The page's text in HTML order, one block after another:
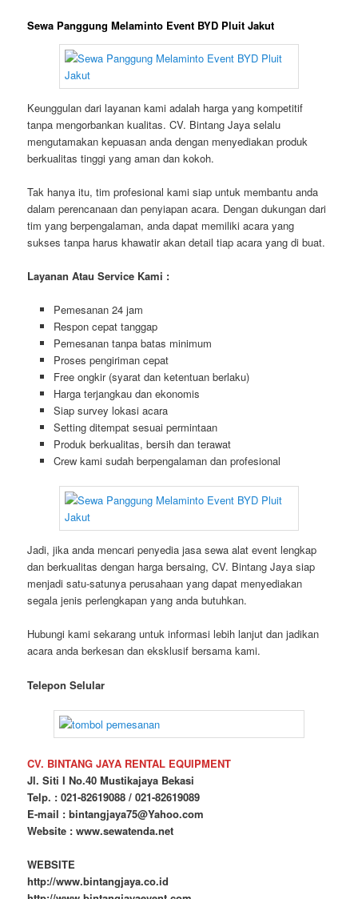
Sewa Panggung Melaminto Event BYD Pluit Jakut
Keunggulan dari layanan kami adalah harga yang kompetitif
tanpa mengorbankan kualitas. CV. Bintang Jaya selalu
mengutamakan kepuasan anda dengan menyediakan produk
berkualitas tinggi yang aman dan kokoh.
Tak hanya itu, tim profesional kami siap untuk membantu anda
dalam perencanaan dan penyiapan acara. Dengan dukungan dari
tim yang berpengalaman, anda dapat memiliki acara yang
sukses tanpa harus khawatir akan detail tiap acara yang di buat.
Layanan Atau Service Kami :
Pemesanan 24 jam
Respon cepat tanggap
Pemesanan tanpa batas minimum
Proses pengiriman cepat
Free ongkir (syarat dan ketentuan berlaku)
Harga terjangkau dan ekonomis
Siap survey lokasi acara
Setting ditempat sesuai permintaan
Produk berkualitas, bersih dan terawat
Crew kami sudah berpengalaman dan profesional
Jadi, jika anda mencari penyedia jasa sewa alat event lengkap
dan berkualitas dengan harga bersaing, CV. Bintang Jaya siap
menjadi satu-satunya perusahaan yang dapat menyediakan
segala jenis perlengkapan yang anda butuhkan.
Hubungi kami sekarang untuk informasi lebih lanjut dan jadikan
acara anda berkesan dan eksklusif bersama kami.
Telepon Selular
CV. BINTANG JAYA RENTAL EQUIPMENT
Jl. Siti I No.40 Mustikajaya Bekasi
Telp. : 021-82619088 / 021-82619089
E-mail : bintangjaya75@Yahoo.com
Website : www.sewatenda.net
WEBSITE
http://www.bintangjaya.co.id